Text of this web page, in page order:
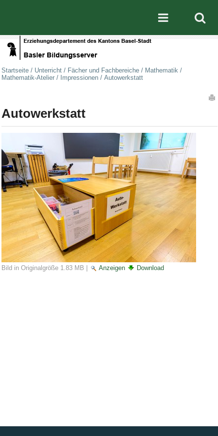
Mobile
Startseite / Unterricht / Fächer und Fachbereiche / Mathematik /
Mathematik-Atelier / Impressionen / Autowerkstatt
Autowerkstatt
Bild in Originalgröße 1.83 MB Anzeigen Download